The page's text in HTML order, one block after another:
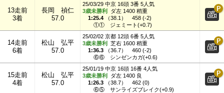
13走前
3着
長岡 禎仁
57.0
25/03/29 中京 16頭 3番 5人気
3歳未勝利
ダ左 1400 稍重
1:25.4 （38.1 ）
458 (-2)
①①
ジェミート(+0.7)
14走前
6着
松山 弘平
57.0
25/02/02 京都 12頭 6番 5人気
3歳未勝利
芝右 1600 稍重
1:36.3 （36.7）
460 (-2)
⑥⑥
シンゼンカガ(+0.6)
15走前
4着
松山 弘平
57.0
25/01/19 中京 16頭 16番 4人気
3歳未勝利
ダ左 1400 良
1:26.3 （38.7）
462 (0)
⑥⑤
サンライズブレイク(+0.9)